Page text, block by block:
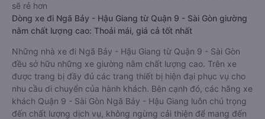
sẽ rẻ hơn
Dòng xe đi Ngã Bảy - Hậu Giang từ Quận 9 - Sài Gòn giường
nằm chất lượng cao: Thoải mái, giá cả tốt nhất
Những nhà xe đi Ngã Bảy - Hậu Giang từ Quận 9 - Sài Gòn
đều sở hữu những xe giường nằm chất lượng cao. Trên xe
được trang bị đầy đủ các trang thiết bị hiện đại phục vụ cho
nhu cầu di chuyển của hành khách. Bên cạnh đó, các hãng xe
khách Quận 9 - Sài Gòn Ngã Bảy - Hậu Giang luôn chú trọng
đến chất lượng dịch vụ, không ngừng cải thiện để mang đến